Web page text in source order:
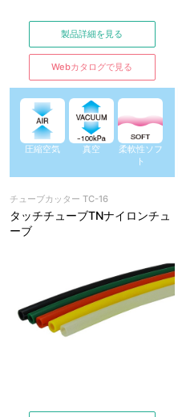
製品詳細を見る
Webカタログで見る
圧縮空気 真空
柔軟性ソフ
ト
チューブカッター TC-16
タッチチューブTNナイロンチュ
ーブ